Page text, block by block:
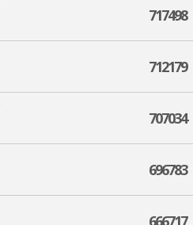
717498
712179
707034
696783
666717